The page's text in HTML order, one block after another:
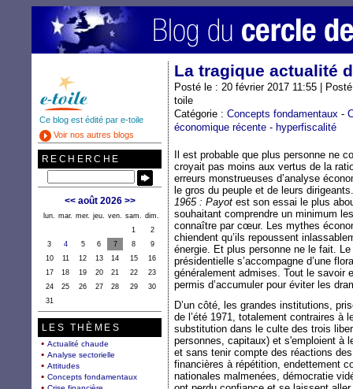
La tragique actualité
Posté le : 20 février 2017 11:55 |
toile
Catégorie : Concepts fondamentaux -
économique récente - hyperfiscalité
Il est probable que plus personne ne
croyait pas moins aux vertus de la
erreurs monstrueuses d’analyse
le gros du peuple et de leurs
1965 : Payot est son essai le plus
souhaitant comprendre un minimum
connaître par cœur. Les mythes
chiendent qu’ils repoussent
énergie. Et plus personne ne le fait. Le
présidentielle s’accompagne d’une
généralement admises. Tout le savoir
permis d’accumuler pour éviter les
D’un côté, les grandes institutions,
de l’été 1971, totalement contraires à
substitution dans le culte des trois
personnes, capitaux) et s'emploient à
et sans tenir compte des réactions
financières à répétition, endettement
nationales malmenées, démocratie
Ce blog est édité par e-toile
Voir nos autres blogs
RECHERCHE
<< août 2026 >>
lun. mar. mer. jeu. ven. sam.
dim.
1
2
3
4 5 6 7 8
9
10
11 12 13 14 15
16
17
18 19 20 21 22
23
24
25 26 27 28 29
30
31
LES THÈMES
Actualité chaude
Analyse sectorielle
Attitudes
Concepts fondamentaux